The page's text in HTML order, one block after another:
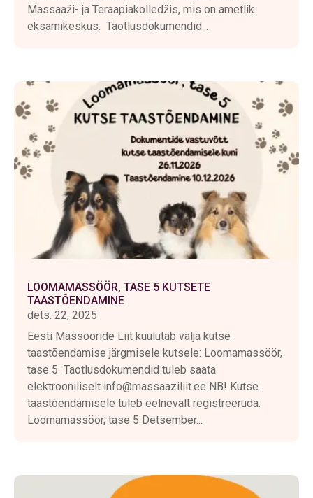
Massaaži- ja Teraapiakolledžis, mis on ametlik
eksamikeskus. Taotlusdokumendid...
LOOMAMASSÖÖR, TASE 5 KUTSETE
TAASTÕENDAMINE
dets. 22, 2025
Eesti Massööride Liit kuulutab välja kutse
taastõendamise järgmisele kutsele: Loomamassöör,
tase 5 Taotlusdokumendid tuleb saata
elektrooniliselt info@massaaziliit.ee NB! Kutse
taastõendamisele tuleb eelnevalt registreeruda.
Loomamassöör, tase 5 Detsember...